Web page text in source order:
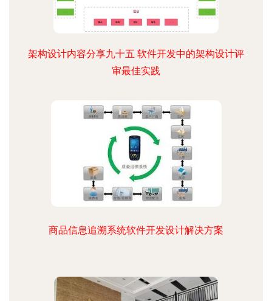
架构设计内容分享九十五 软件开发中的架构设计评
审最佳实践
商品信息追溯系统软件开发设计解决方案